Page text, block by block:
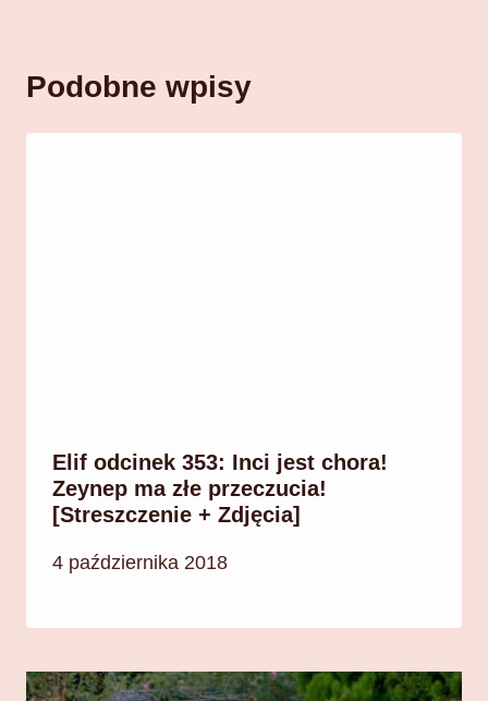
Podobne wpisy
Elif odcinek 353: Inci jest chora!
Zeynep ma złe przeczucia!
[Streszczenie + Zdjęcia]
4 października 2018